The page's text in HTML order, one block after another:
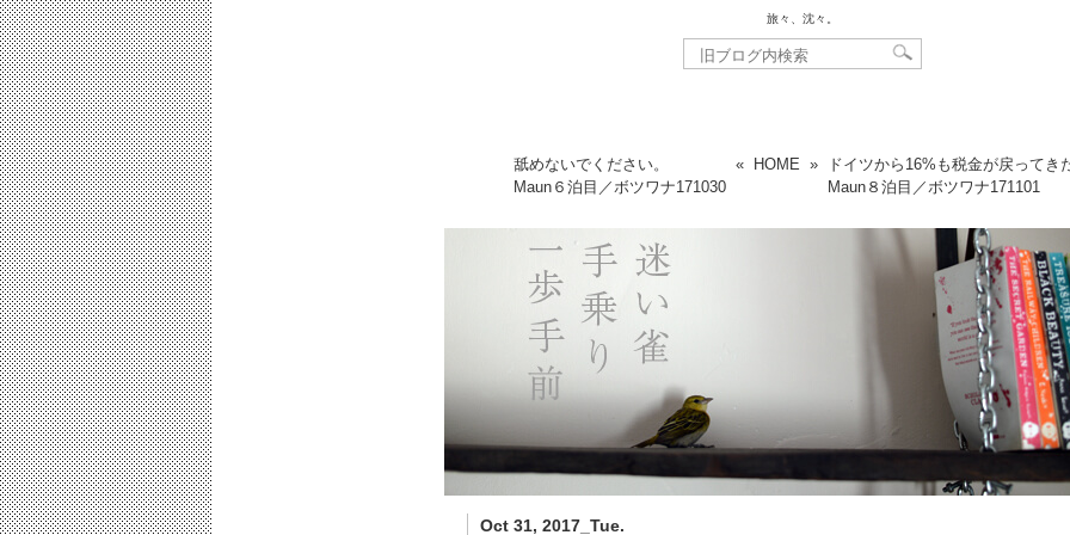
旅々、沈々。
舐めないでください。
Maun６泊目／ボツワナ171030
« HOME »
ドイツから16%も税金が戻ってき
Maun８泊目／ボツワナ171101
Oct 31, 2017_Tue.